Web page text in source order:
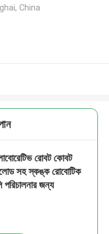
China
রোবট কোবট
সহ স্কঙ্ক রোবোটিক
পরিচালনার জন্য